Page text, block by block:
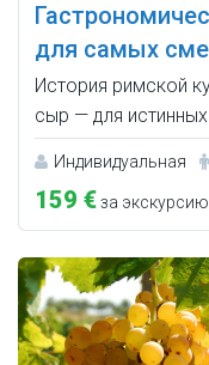
для самых
История римской
сыр — для
Индивидуальная
159 €за экскурсию